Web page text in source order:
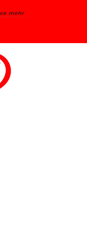
fand ich den
über
Autoliebhaber
ein Service
Fahrzeug
und
Wir
und
sowie bei
Beratung,